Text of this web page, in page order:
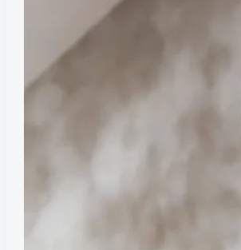
столешниц
наиболее
долговечны
и